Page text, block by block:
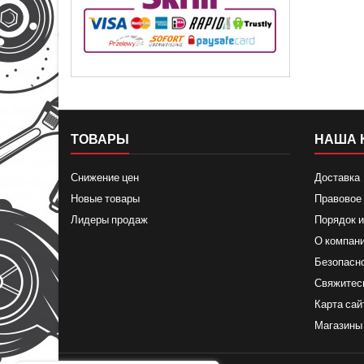
ТОВАРЫ
Снижение цен
Новые товары
Лидеры продаж
НАША
Доставка
Порядок
О
Карта
Магазины